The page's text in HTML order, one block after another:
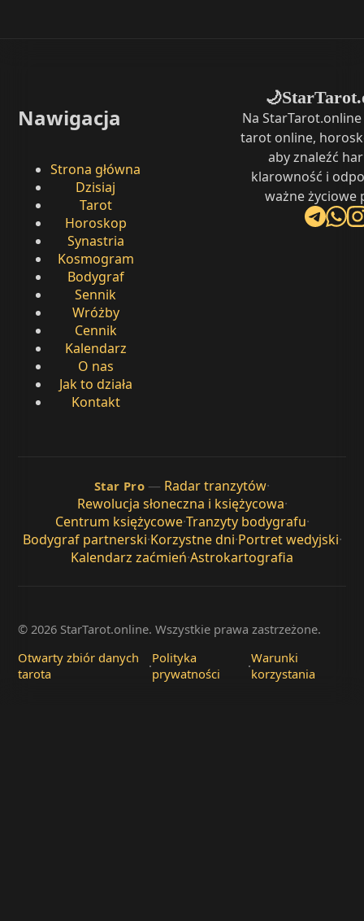
Nawigacja
Strona główna
Dzisiaj
Tarot
Horoskop
Synastria
Kosmogram
Bodygraf
Sennik
Wróżby
Cennik
Kalendarz
O nas
Jak to działa
Kontakt
🌙
Na
tarot online,
aby znaleźć
klarowność i
ważne życiowe
Star Pro — Radar tranzytów·
Rewolucja słoneczna i księżycowa·
Centrum księżycowe·Tranzyty bodygrafu·
Bodygraf partnerski·Korzystne dni·Portret wedyjski·
Kalendarz zaćmień·Astrokartografia
© 2026 StarTarot.online. Wszystkie prawa zastrzeżone.
Otwarty zbiór danych
tarota
·Polityka
prywatności
·Warunki
korzystania